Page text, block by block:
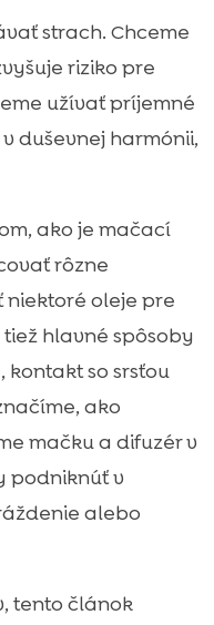
spreje: čo je
možnej toxicity: čo
friendly“, ak
Bill a Purrfect
olejoch
často opakujeme
strach. Chceme
riziko pre
užívať príjemné
duševnej harmónii,
ako je mačací
rôzne
oleje pre
hlavné spôsoby
kontakt so srsťou
ako
mačku a difuzér v
podniknúť v
alebo
tento článok